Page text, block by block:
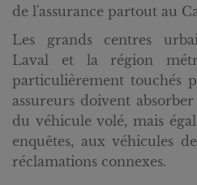
de l'assurance partout au
Les grands centres
Laval et la région
particulièrement touchés
assureurs doivent
du véhicule volé, mais
enquêtes, aux véhicules
réclamations connexes.